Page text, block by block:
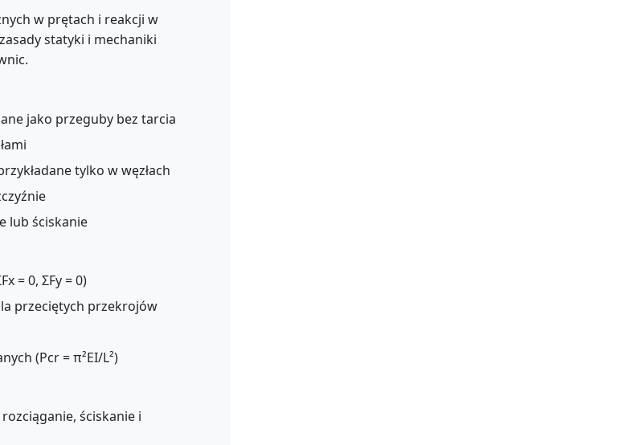
w prętach i reakcji w
statyki i mechaniki
jako przeguby bez tarcia
tylko w węzłach
lub ściskanie
= 0, ΣFy = 0)
przeciętych przekrojów
(Pcr = π²EI/L²)
ściskanie i